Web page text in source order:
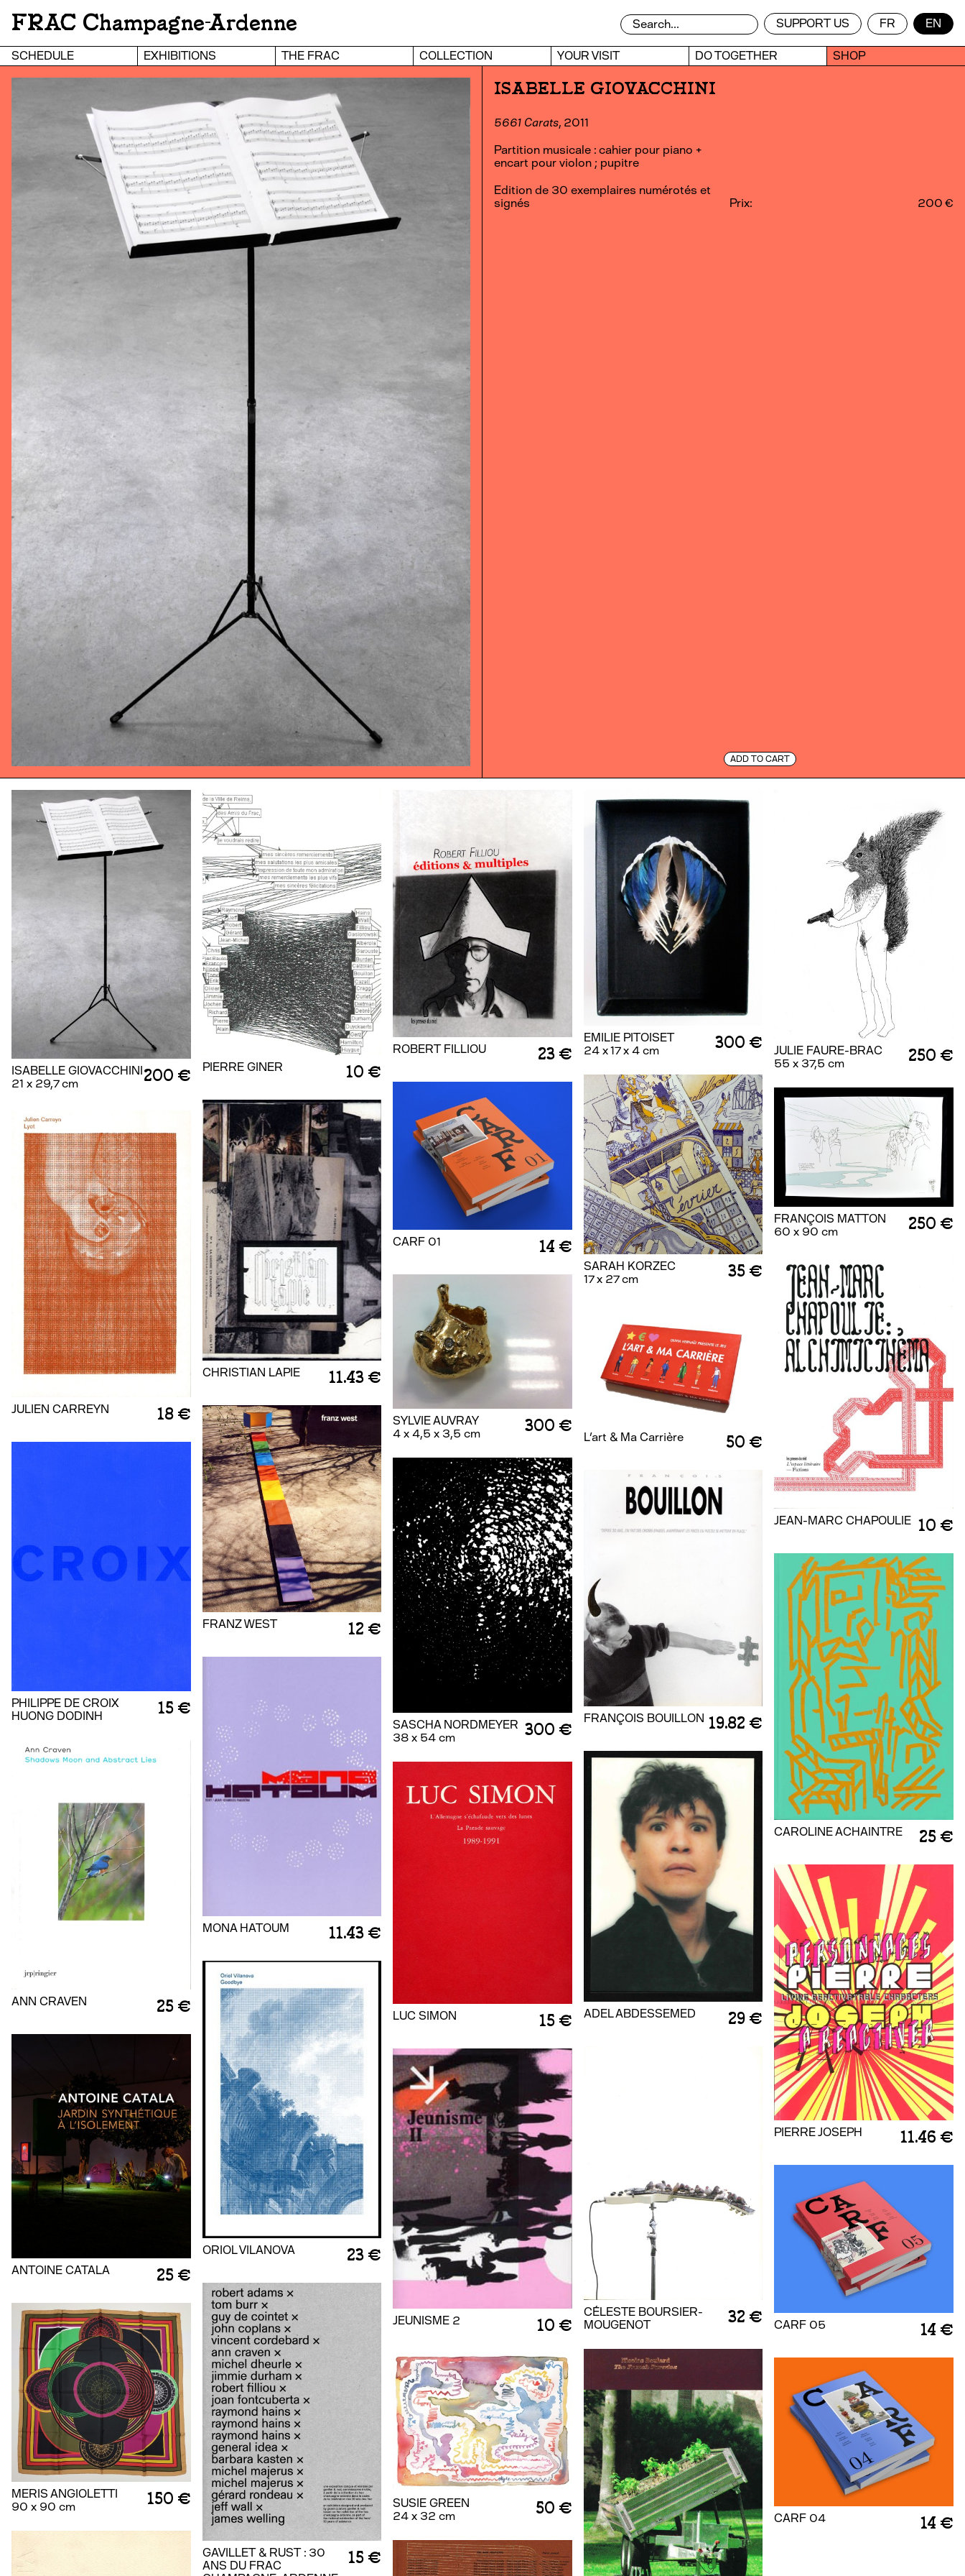
FRAC Champagne-Ardenne SUPPORT US FR EN
SCHEDULE EXHIBITIONS THE FRAC COLLECTION YOUR VISIT DO TOGETHER SHOP
ISABELLE GIOVACCHINI
5661 Carats, 2011
Partition musicale : cahier pour piano +
encart pour violon ; pupitre
Edition de 30 exemplaires numérotés et
signés
Prix: 200 €
ADD TO CART
ISABELLE GIOVACCHINI
21 x 29,7 cm
200 € PIERRE GINER 10 €
ROBERT FILLIOU 23 €
EMILIE PITOISET
24 x 17 x 4 cm
300 €
JULIE FAURE-BRAC
55 x 37,5 cm
250 €
SARAH KORZEC
17 x 27 cm
35 €
CARF 01 14 €
FRANÇOIS MATTON
60 x 90 cm
250 €
CHRISTIAN LAPIE 11.43 €
JULIEN CARREYN 18 €
JEAN-MARC CHAPOULIE 10 €
SYLVIE AUVRAY
4 x 4,5 x 3,5 cm
300 €
L'art & Ma Carrière 50 €
FRANZ WEST 12 €
PHILIPPE DE CROIX
HUONG DODINH
15 €
SASCHA NORDMEYER
38 x 54 cm
300 €
FRANÇOIS BOUILLON 19.82 €
CAROLINE ACHAINTRE 25 €
MONA HATOUM 11.43 €
ANN CRAVEN 25 € ADEL ABDESSEMED 29 €
LUC SIMON 15 €
PIERRE JOSEPH 11.46 €
ORIOL VILANOVA 23 €
ANTOINE CATALA 25 €
CÉLESTE BOURSIER-
MOUGENOT
32 €
JEUNISME 2 10 € CARF 05 14 €
GAVILLET & RUST : 30
ANS DU FRAC
15 €
MERIS ANGIOLETTI
90 x 90 cm
150 €
SUSIE GREEN
24 x 32 cm
50 €
CARF 04 14 €